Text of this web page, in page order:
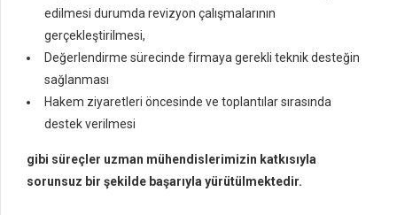
edilmesi durumda revizyon çalışmalarının
gerçekleştirilmesi,
Değerlendirme sürecinde firmaya gerekli teknik desteğin
sağlanması
Hakem ziyaretleri öncesinde ve toplantılar sırasında
destek verilmesi
gibi süreçler uzman mühendislerimizin katkısıyla
sorunsuz bir şekilde başarıyla yürütülmektedir.